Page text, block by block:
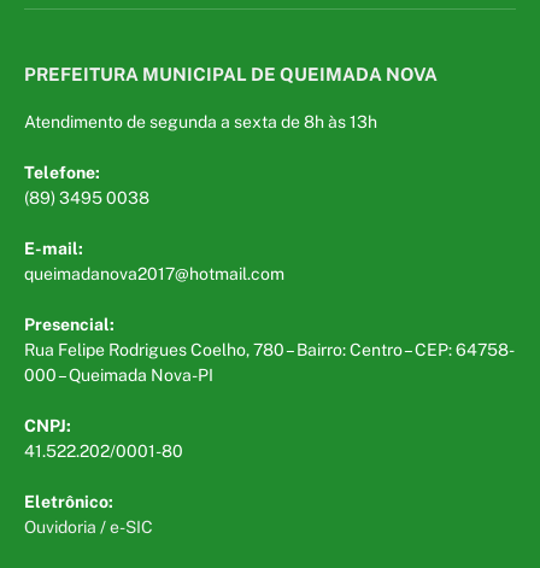
PREFEITURA MUNICIPAL DE QUEIMADA NOVA
Atendimento de segunda a sexta de 8h às 13h
Telefone:
(89) 3495 0038
E-mail:
queimadanova2017@hotmail.com
Presencial:
Rua Felipe Rodrigues Coelho, 780 – Bairro: Centro – CEP: 64758-
000 – Queimada Nova-PI
CNPJ:
41.522.202/0001-80
Eletrônico:
Ouvidoria /e-SIC